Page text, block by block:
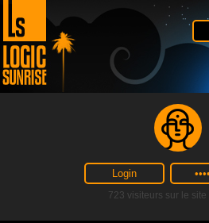
723 visiteurs sur le site |